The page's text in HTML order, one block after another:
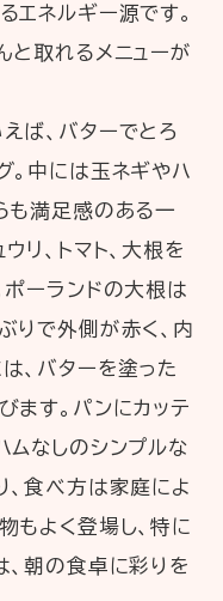
エネルギー源です。
と取れるメニューが
ば、バターでとろ
。中には玉ネギやハ
も満足感のある一
リ、トマト、大根を
ポーランドの大根は
りで外側が赤く、内
、バターを塗った
ます。パンにカッテ
ムなしのシンプルな
、食べ方は家庭によ
もよく登場し、特に
、朝の食卓に彩りを